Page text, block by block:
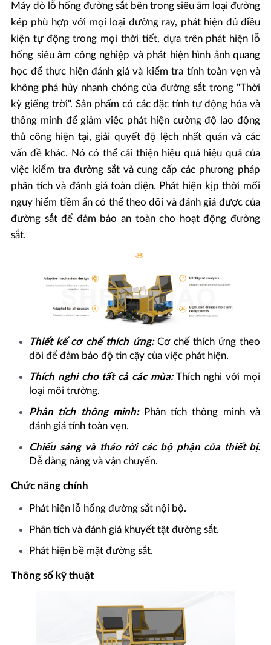
Máy dò lỗ hổng đường sắt bên trong siêu âm loại đường
kép phù hợp với mọi loại đường ray, phát hiện đủ điều
kiện tự động trong mọi thời tiết, dựa trên phát hiện lỗ
hổng siêu âm công nghiệp và phát hiện hình ảnh quang
học để thực hiện đánh giá và kiểm tra tính toàn vẹn và
không phá hủy nhanh chóng của đường sắt trong "Thời
kỳ giếng trời". Sản phẩm có các đặc tính tự động hóa và
thông minh để giảm việc phát hiện cường độ lao động
thủ công hiện tại, giải quyết độ lệch nhất quán và các
vấn đề khác. Nó có thể cải thiện hiệu quả hiệu quả của
việc kiểm tra đường sắt và cung cấp các phương pháp
phân tích và đánh giá toàn diện. Phát hiện kịp thời mối
nguy hiểm tiềm ẩn có thể theo dõi và đánh giá được của
đường sắt để đảm bảo an toàn cho hoạt động đường
sắt.
Thiết kế cơ chế thích ứng:Cơ chế thích ứng theo
dõi để đảm bảo độ tin cậy của việc phát hiện.
Thích nghi cho tất cả các mùa:Thích nghi với mọi
loại môi trường.
Phân tích thông minh:Phân tích thông minh và
đánh giá tính toàn vẹn.
Chiếu sáng và tháo rời các bộ phận của thiết bị:
Dễ dàng nâng và vận chuyển.
Chức năng chính
Phát hiện lỗ hổng đường sắt nội bộ.
Phân tích và đánh giá khuyết tật đường sắt.
Phát hiện bề mặt đường sắt.
Thông số kỹ thuật